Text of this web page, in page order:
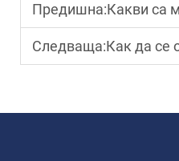
Предишна:Какви са мерките за
Следваща:Как да се осигури